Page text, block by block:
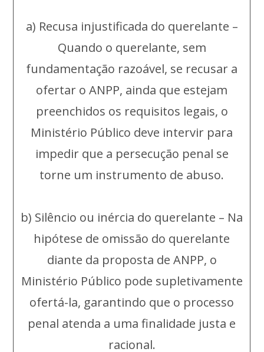
a) Recusa injustificada do querelante –
Quando o querelante, sem
fundamentação razoável, se recusar a
ofertar o ANPP, ainda que estejam
preenchidos os requisitos legais, o
Ministério Público deve intervir para
impedir que a persecução penal se
torne um instrumento de abuso.
b) Silêncio ou inércia do querelante – Na
hipótese de omissão do querelante
diante da proposta de ANPP, o
Ministério Público pode supletivamente
ofertá-la, garantindo que o processo
penal atenda a uma finalidade justa e
racional.